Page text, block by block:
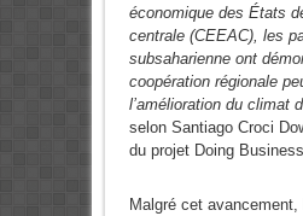
économique des États
centrale (CEEAC), les
subsaharienne ont
coopération régionale
l’amélioration du climat
selon Santiago Croci
du projet Doing Business.
Malgré cet